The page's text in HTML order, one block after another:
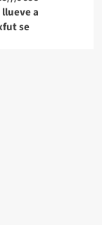
a
se